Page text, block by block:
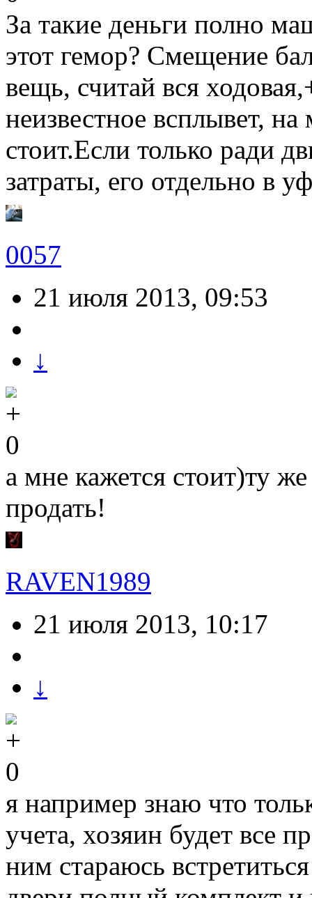
За такие деньги полно
этот гемор? Смещение
вещь, считай вся
неизвестное всплывет,
стоит.Если только ради
затраты, его отдельно в
0057
21 июля 2013, 09:53
↓
0
а мне кажется стоит)ту
продать!
RAVEN1989
21 июля 2013, 10:17
↓
0
я например знаю что
учета, хозяин будет все
ним стараюсь